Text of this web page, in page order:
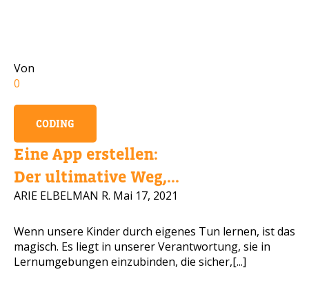
Von
0
CODING
Eine App erstellen:
Der ultimative Weg,...
ARIE ELBELMAN R. Mai 17, 2021
Wenn unsere Kinder durch eigenes Tun lernen, ist das
magisch. Es liegt in unserer Verantwortung, sie in
Lernumgebungen einzubinden, die sicher,[...]